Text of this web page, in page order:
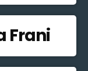
Frani